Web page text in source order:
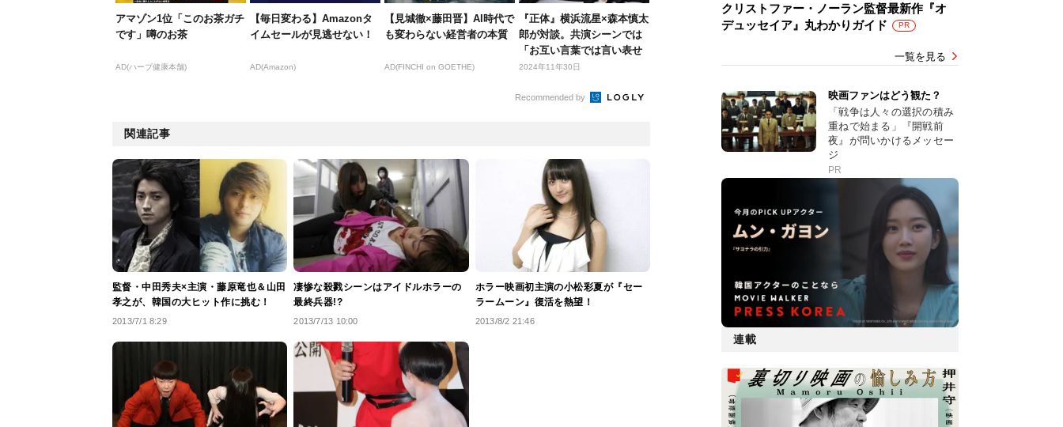
アマゾン1位「このお茶ガチ
です」噂のお茶
AD(ハーブ健康本舗)
【毎日変わる】Amazonタ
イムセールが見逃せない！
AD(Amazon)
【見城徹×藤田晋】AI時代で
も変わらない経営者の本質
AD(FINCHI on GOETHE)
『正体』横浜流星×森本慎太
郎が対談。共演シーンでは
「お互い言葉では言い表せ
ないよ...
2024年11年30日
Recommended by
関連記事
監督・中田秀夫×主演・藤原竜也＆山田
孝之が、韓国の大ヒット作に挑む！
2013/7/1 8:29
凄惨な殺戮シーンはアイドルホラーの
最終兵器!?
2013/7/13 10:00
ホラー映画初主演の小松彩夏が『セー
ラームーン』復活を熱望！
2013/8/2 21:46
クリストファー・ノーラン監督最新作『オ
デュッセイア』丸わかりガイド
PR
一覧を見る
映画ファンはどう観た？
「戦争は人々の選択の積み
重ねで始まる」『開戦前
夜』が問いかけるメッセー
ジ
PR
連載